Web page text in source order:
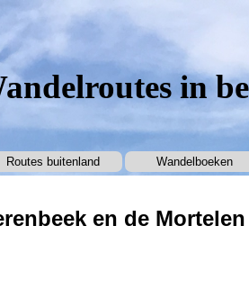
in
Menu overslaan
▼
Routes buitenland ▼
Wandelboeken
en de Mortelen